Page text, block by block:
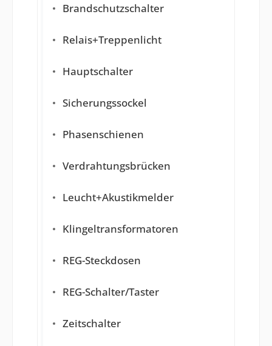
Brandschutzschalter
Relais+Treppenlicht
Hauptschalter
Sicherungssockel
Phasenschienen
Verdrahtungsbrücken
Leucht+Akustikmelder
Klingeltransformatoren
REG-Steckdosen
REG-Schalter/Taster
Zeitschalter